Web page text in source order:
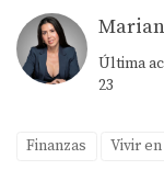
Última
23
Finanzas Vivir